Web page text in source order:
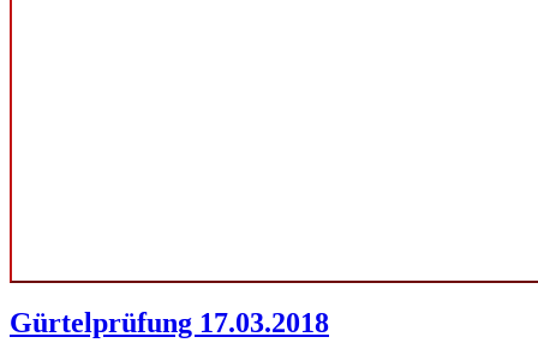
Gürtelprüfung 17.03.2018